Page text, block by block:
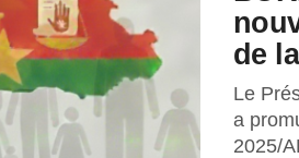
de
Le
a
2025/